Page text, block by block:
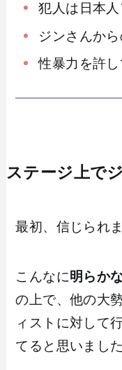
犯人は日本
ジンさんか
性暴力を許
ステージ上で
最初、信じられ
こんなに明らか
の上で、他の大
ィストに対して
てると思いました